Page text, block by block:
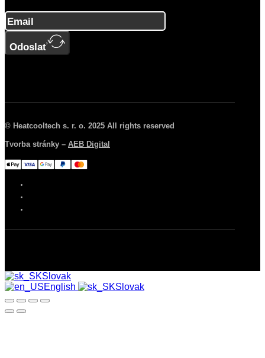
Odoslať
© Heatcooltech s. r. o. 2025 All rights reserved
Tvorba stránky – AEB Digital
Slovak
English
Slovak